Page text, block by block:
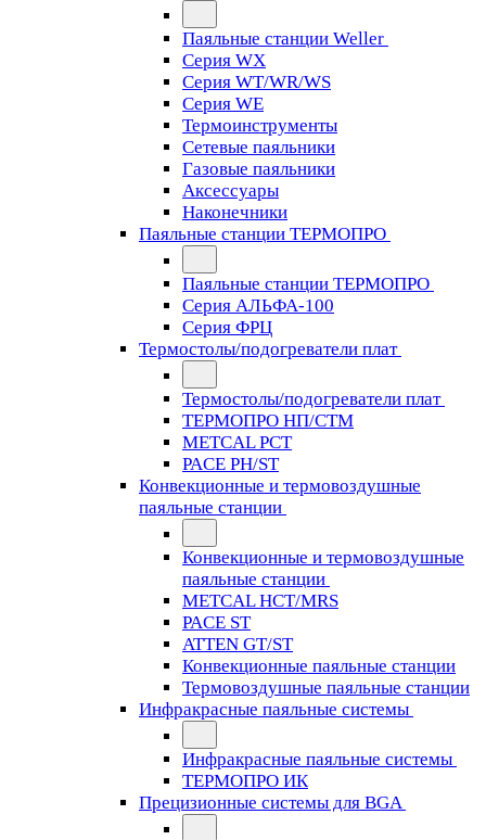
Паяльные станции Weller
Серия WX
Серия WT/WR/WS
Серия WE
Термоинструменты
Сетевые паяльники
Газовые паяльники
Аксессуары
Наконечники
Паяльные станции ТЕРМОПРО
Паяльные станции ТЕРМОПРО
Серия АЛЬФА-100
Серия ФРЦ
Термостолы/подогреватели плат
Термостолы/подогреватели плат
ТЕРМОПРО НП/СТМ
METCAL PCT
PACE PH/ST
Конвекционные и термовоздушные
паяльные станции
Конвекционные и термовоздушные
паяльные станции
METCAL HCT/MRS
PACE ST
ATTEN GT/ST
Конвекционные паяльные станции
Термовоздушные паяльные станции
Инфракрасные паяльные системы
Инфракрасные паяльные системы
ТЕРМОПРО ИК
Прецизионные системы для BGA